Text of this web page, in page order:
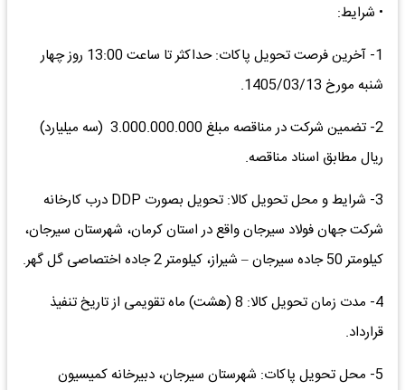
• شرایط:
1- آخرین فرصت تحویل پاکات: حداکثر تا ساعت 13:00 روز چهار
شنبه مورخ 1405/03/13.
2- تضمین شرکت در مناقصه مبلغ 3.000.000.000 (سه میلیارد)
ریال مطابق اسناد مناقصه.
3- شرایط و محل تحویل کالا: تحویل بصورت DDP درب کارخانه
شرکت جهان فولاد سیرجان واقع در استان کرمان، شهرستان سیرجان،
کیلومتر 50 جاده سیرجان – شیراز، کیلومتر 2 جاده اختصاصی گل گهر.
4- مدت زمان تحویل کالا: 8 (هشت) ماه تقویمی از تاریخ تنفیذ
قرارداد.
5- محل تحویل پاکات: شهرستان سیرجان، دبیرخانه کمیسیون